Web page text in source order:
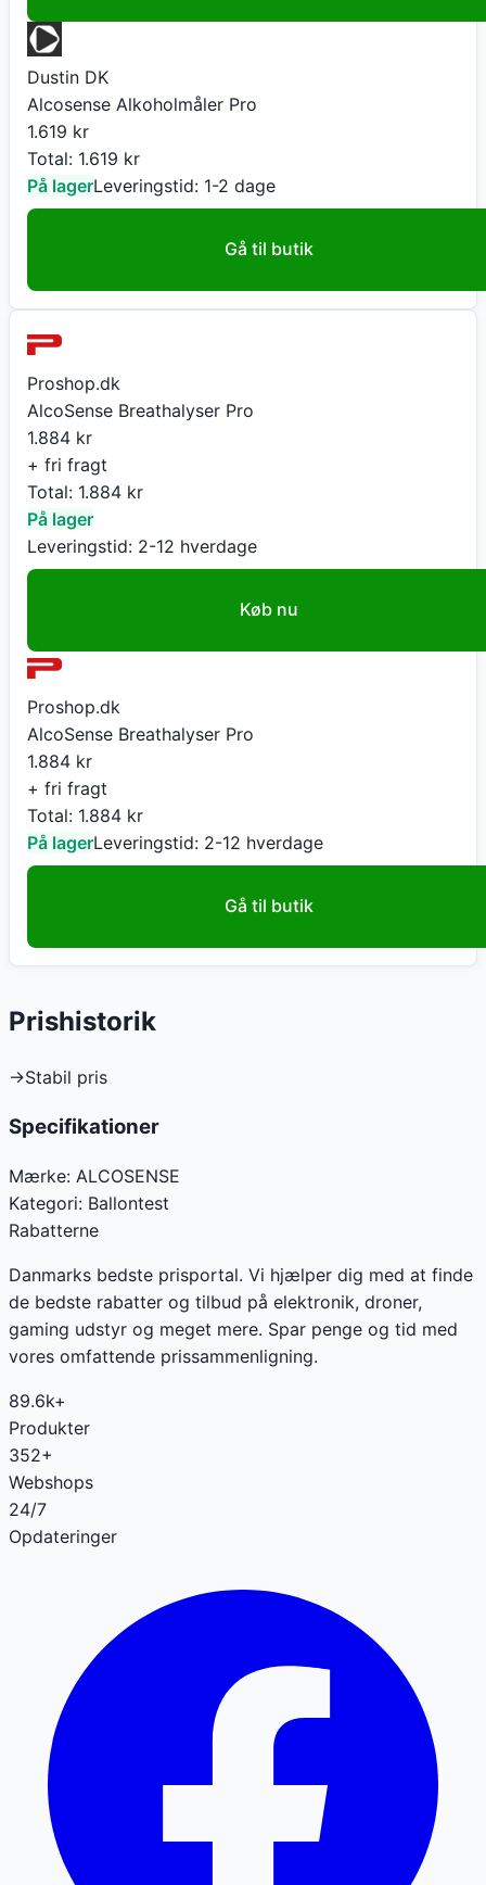
Dustin DK
Alcosense Alkoholmåler Pro
1.619 kr
Total: 1.619 kr
På lagerLeveringstid: 1-2 dage
Gå til butik
Proshop.dk
AlcoSense Breathalyser Pro
1.884 kr
+ fri fragt
Total: 1.884 kr
På lager
Leveringstid: 2-12 hverdage
Køb nu
Proshop.dk
AlcoSense Breathalyser Pro
1.884 kr
+ fri fragt
Total: 1.884 kr
På lagerLeveringstid: 2-12 hverdage
Gå til butik
Prishistorik
→Stabil pris
Specifikationer
Mærke: ALCOSENSE
Kategori: Ballontest
Rabatterne
Danmarks bedste prisportal. Vi hjælper dig med at finde
de bedste rabatter og tilbud på elektronik, droner,
gaming udstyr og meget mere. Spar penge og tid med
vores omfattende prissammenligning.
89.6k+
Produkter
352+
Webshops
24/7
Opdateringer